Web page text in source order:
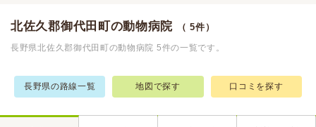
北佐久郡御代田町の動物病院 （ 5件）
長野県北佐久郡御代田町の動物病院 5件の一覧です。
長野県の路線一覧 地図で探す 口コミを探す